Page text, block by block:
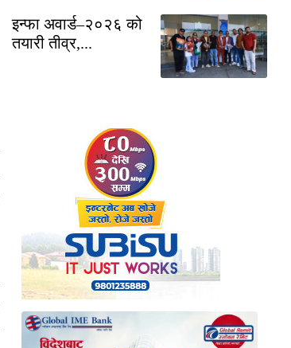
इन्फा अवार्ड–२०२६ को
तयारी तीव्र,...